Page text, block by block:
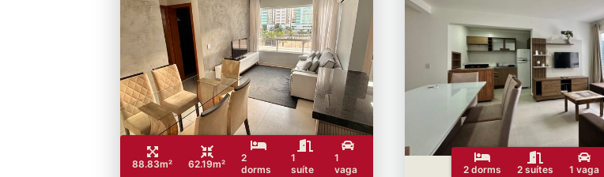
88.83m² 62.19m²
2
dorms
1
suíte
1
vaga
2 dorms 2 suítes
1 vaga